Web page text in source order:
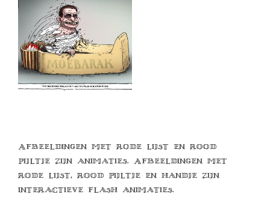
Afbeeldingen met rode lijst en rood
pijltje zijn animaties. Afbeeldingen met
rode lijst, rood pijltje en handje zijn
interactieve flash animaties.